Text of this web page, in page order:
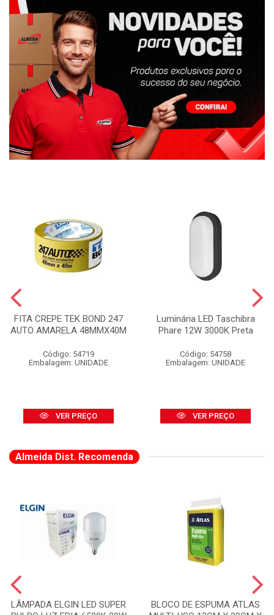
FITA CREPE TEK BOND 247
AUTO AMARELA 48MMX40M
Código: 54719
Embalagem: UNIDADE
VER PREÇO
Luminária LED Taschibra
Phare 12W 3000K Preta
Código: 54758
Embalagem: UNIDADE
VER PREÇO
Almeida Dist. Recomenda
LÂMPADA ELGIN LED SUPER
BLOCO DE ESPUMA ATLAS